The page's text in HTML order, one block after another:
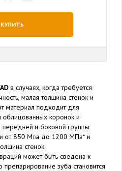
КУПИТЬ
в случаях, когда требуется
малая толщина стенок и
материал подходит для
облицованных коронок и
и боковой группы
от 850 Мпа до 1200 МПа* и
стенок
может быть сведена к
препарирование зуба становится